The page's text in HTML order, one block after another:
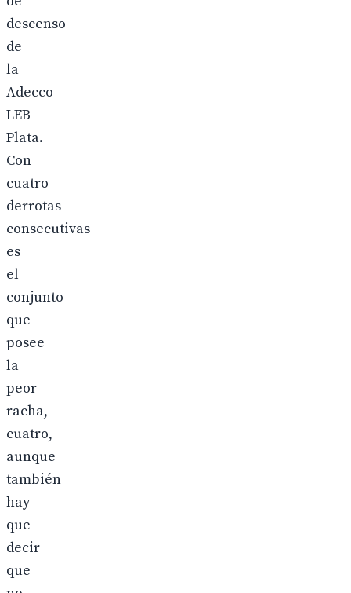
descenso
de
la
Adecco
LEB
Plata.
Con
cuatro
derrotas
consecutivas
es
el
conjunto
que
posee
la
peor
racha,
cuatro,
aunque
también
hay
que
decir
que